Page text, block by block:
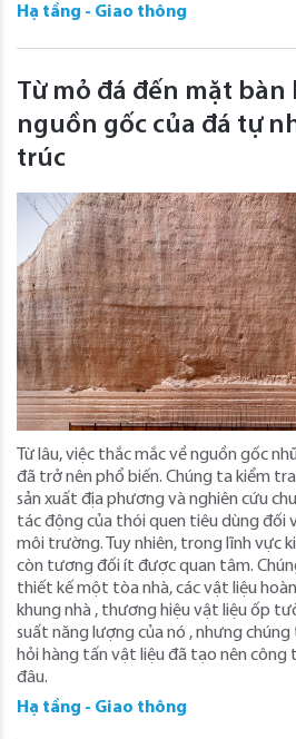
Hạ tầng - Giao thông
Từ mỏ đá đến mặt bàn
nguồn gốc của đá tự
trúc
Từ lâu, việc thắc mắc về nguồn gốc
đã trở nên phổ biến. Chúng ta kiểm
sản xuất địa phương và nghiên cứu
tác động của thói quen tiêu dùng đối
môi trường. Tuy nhiên, trong lĩnh vực
còn tương đối ít được quan tâm.
thiết kế một tòa nhà, các vật liệu
khung nhà , thương hiệu vật liệu ốp
suất năng lượng của nó , nhưng
hỏi hàng tấn vật liệu đã tạo nên
đâu.
Hạ tầng - Giao thông